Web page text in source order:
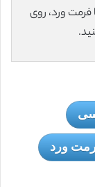
فرمت ورد، روی
ورد